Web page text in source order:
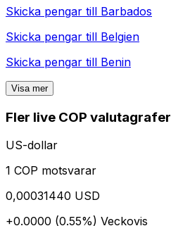
Skicka pengar till Barbados
Skicka pengar till Belgien
Skicka pengar till Benin
Visa mer
Fler live COP valutagrafer
US-dollar
1 COP motsvarar
0,00031440 USD
+0.0000 (0.55%) Veckovis